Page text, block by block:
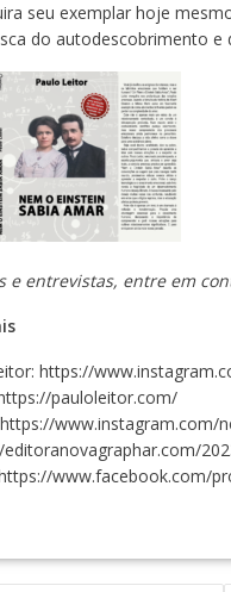
seu exemplar hoje
do autodescobrimento e
e entrevistas, entre em
https://
pauloleitor.com/
https://www.instagram.com/
www.facebook.com/